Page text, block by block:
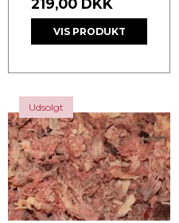
219,00 DKK
VIS PRODUKT
Udsolgt